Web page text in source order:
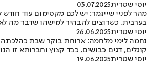
יוסי שטרית03.07.2025
מהר לפניי שייגמר: יש לכם מקסימום עוד
בערבית, כשרוצים להבהיר למישהו שדבר מה
יוסי שטרית26.06.2025
נחמה לימי מלחמה: ארוחת בוקר שבת כהלכתה
קוגלים, דגים כבושים, כבד קצוץ וחברותא
יוסי שטרית19.06.2025